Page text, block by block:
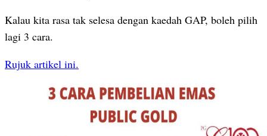
Kalau kita rasa tak selesa dengan kaedah GAP, boleh pilih
lagi 3 cara.
Rujuk artikel ini.